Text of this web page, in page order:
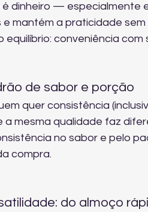
é dinheiro — especialmente
mantém a praticidade
equilíbrio: conveniência com
de sabor e porção
quer consistência
a mesma qualidade faz
no sabor e pelo
compra.
do almoço